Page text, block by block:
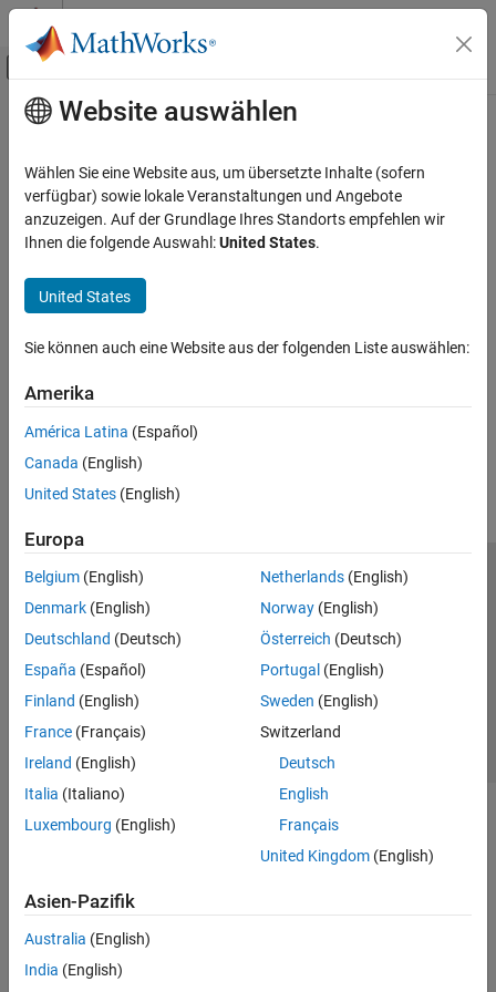
Weiter zum Inhalt
Umschaltung für Off-Canvas-
Startseite der Dokumentation
Hauptinhalt
How useful was this information?
Website auswählen
Wählen Sie eine Website aus, um übersetzte Inhalte (sofern
verfügbar) sowie lokale Veranstaltungen und Angebote
anzuzeigen. Auf der Grundlage Ihres Standorts empfehlen wir
Ihnen die folgende Auswahl:United States.
United States
Sie können auch eine Website aus der folgenden Liste auswählen:
Amerika
América Latina (Español)
Canada (English)
United States (English)
Europa
Belgium (English)
Denmark (English)
Deutschland (Deutsch)
España (Español)
Finland (English)
France (Français)
Ireland (English)
Italia (Italiano)
Luxembourg (English)
Netherlands(English)
Norway(English)
Österreich (Deutsch)
Portugal (English)
Sweden (English)
Switzerland
Deutsch
English
Français
United Kingdom(English)
Asien-Pazifik
Australia (English)
India (English)
Trust Center
Datenschutz-Richtlinien
Datendiebstahl verhindern
Status von Anwendungen
© 1994-2026 The MathWorks, Inc.
Website auswählen
Deutschland